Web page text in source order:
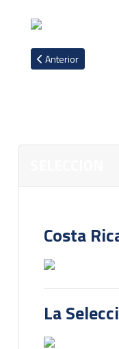
Artículo anterior:
Anterior
Costa
La